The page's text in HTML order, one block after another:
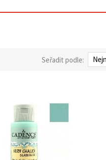
Seřadit podle: